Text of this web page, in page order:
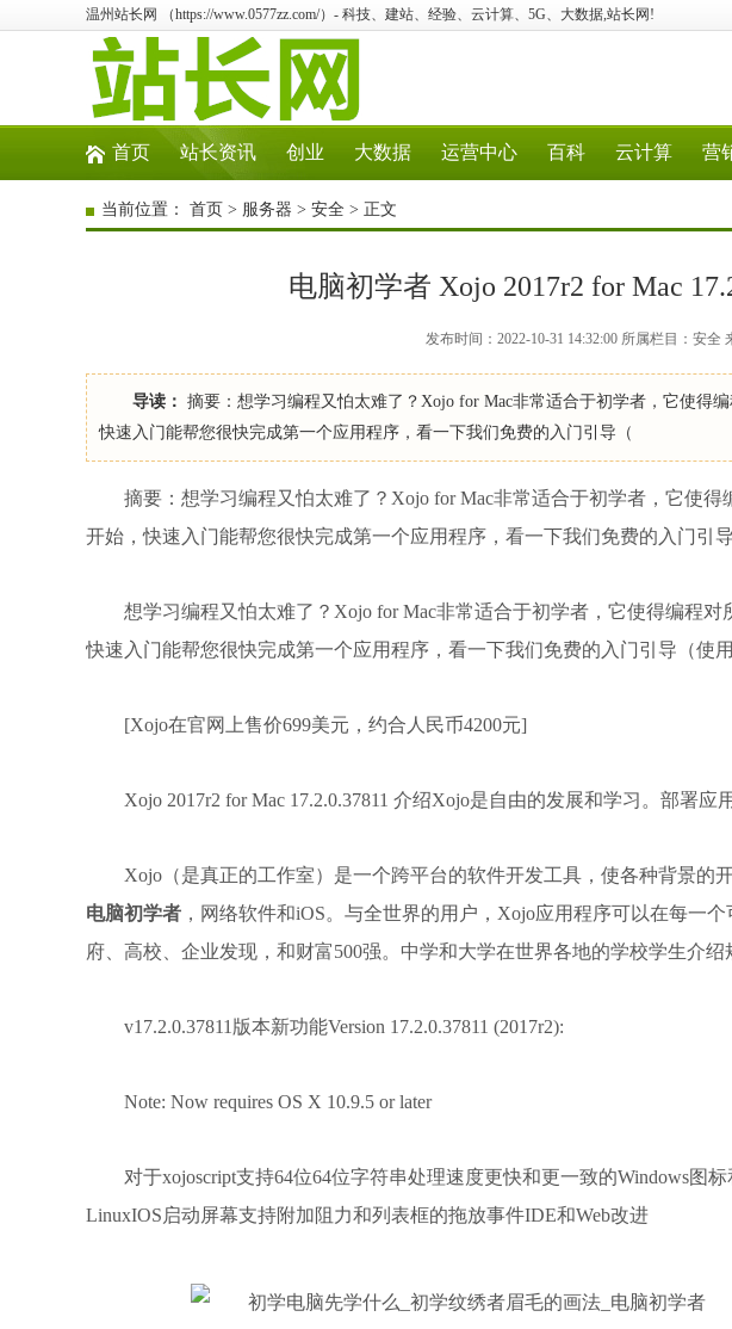
温州站长网 （https://www.0577zz.com/）- 科技、建站、经验、云计算、5G、大数据,站长网!
首页 站长资讯 创业 大数据 运营中心 百科 云计算 营
当前位置： 首页 > 服务器 > 安全 > 正文
电脑初学者 Xojo 2017r2 for Mac
发布时间：2022-10-31 14:32:00 所属栏目：安全
导读： 摘要：想学习编程又怕太难了？Xojo for Mac非常适合于初学者，它使得
快速入门能帮您很快完成第一个应用程序，看一下我们免费的入门引导（
摘要：想学习编程又怕太难了？Xojo for Mac非常适合于初学者，它使
开始，快速入门能帮您很快完成第一个应用程序，看一下我们免费的入门引
想学习编程又怕太难了？Xojo for Mac非常适合于初学者，它使得编程
快速入门能帮您很快完成第一个应用程序，看一下我们免费的入门引导（使
[Xojo在官网上售价699美元，约合人民币4200元]
Xojo 2017r2 for Mac 17.2.0.37811 介绍Xojo是自由的发展和学习。部署应
Xojo（是真正的工作室）是一个跨平台的软件开发工具，使各种背景的
电脑初学者 ，网络软件和iOS。与全世界的用户，Xojo应用程序可以在每一
府、高校、企业发现，和财富500强。中学和大学在世界各地的学校学生介绍
v17.2.0.37811版本新功能Version 17.2.0.37811 (2017r2):
Note: Now requires OS X 10.9.5 or later
对于xojoscript支持64位64位字符串处理速度更快和更一致的Windows图
LinuxIOS启动屏幕支持附加阻力和列表框的拖放事件IDE和Web改进